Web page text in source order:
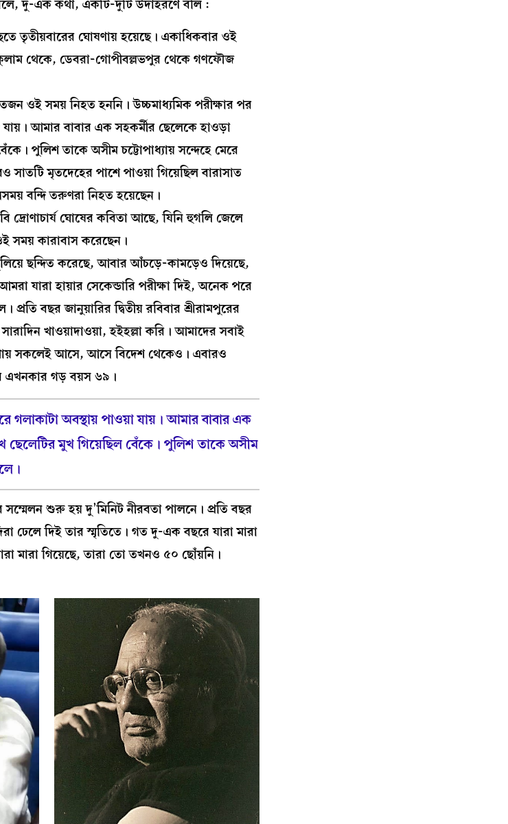
দু-এক কথা, একটি-দুটি উদাহরণে বলি :
তৃতীয়বারের ঘোষণায় হয়েছে। একাধিকবার ওই
থেকে, ডেবরা-গোপীবল্লভপুর থেকে গণফৌজ
ওই সময় নিহত হননি। উচ্চমাধ‍্যমিক পরীক্ষার পর
যায়। আমার বাবার এক সহকর্মীর ছেলেকে হাওড়া
পুলিশ তাকে অসীম চট্টোপাধ্যায় সন্দেহে মেরে
মৃতদেহের পাশে পাওয়া গিয়েছিল বারাসাত
বন্দি তরুণরা নিহত হয়েছেন।
ঘোষের কবিতা আছে, যিনি হুগলি জেলে
সময় কারাবাস করেছেন।
ছন্দিত করেছে, আবার আঁচড়ে-কামড়েও দিয়েছে,
যারা হায়ার সেকেন্ডারি পরীক্ষা দিই, অনেক পরে
বছর জানুয়ারির দ্বিতীয় রবিবার শ্রীরামপুরের
খাওয়াদাওয়া, হইহল্লা করি। আমাদের সবাই
সকলেই আসে, আসে বিদেশ থেকেও। এবারও
এখনকার গড় বয়স ৬৯।
গলাকাটা অবস্থায় পাওয়া যায়। আমার বাবার এক
ছেলেটির মুখ গিয়েছিল বেঁকে। পুলিশ তাকে অসীম
শুরু হয় দু’মিনিট নীরবতা পালনে। প্রতি বছর
ঢেলে দিই তার স্মৃতিতে। গত দু-এক বছরে যারা মারা
মারা গিয়েছে, তারা তো তখনও ৫০ ছোঁয়নি।